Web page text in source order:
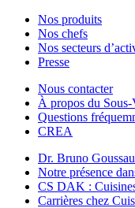
Nos produits
Nos chefs
Nos secteurs
Presse
Nous contacter
À propos du
Questions
CREA
Dr. Bruno
Notre présence
CS DAK :
Carrières chez